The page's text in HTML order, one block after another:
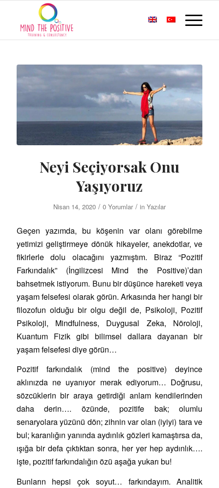
Neyi Seçiyorsak Onu
Yaşıyoruz
Nisan 14, 2020 / 0 Yorumlar / in Yazılar
Geçen yazımda, bu köşenin var olanı görebilme
yetimizi geliştirmeye dönük hikayeler, anekdotlar, ve
fikirlerle dolu olacağını yazmıştım. Biraz “Pozitif
Farkındalık” (İngilizcesi Mind the Positive)’dan
bahsetmek istiyorum. Bunu bir düşünce hareketi veya
yaşam felsefesi olarak görün. Arkasında her hangi bir
filozofun olduğu bir olgu değil de, Psikoloji, Pozitif
Psikoloji, Mindfulness, Duygusal Zeka, Nöroloji,
Kuantum Fizik gibi bilimsel dallara dayanan bir
yaşam felsefesi diye görün…
Pozitif farkındalık (mind the positive) deyince
aklınızda ne uyanıyor merak ediyorum… Doğrusu,
sözcüklerin bir araya getirdiği anlam kendilerinden
daha derin…. özünde, pozitife bak; olumlu
senaryolara yüzünü dön; zihnin var olan (iyiyi) tara ve
bul; karanlığın yanında aydınlık gözleri kamaştırsa da,
ışığa bir defa çıktıktan sonra, her yer hep aydınlık….
işte, pozitif farkındalığın özü aşağa yukarı bu!
Bunların hepsi çok soyut… farkındayım. Analitik